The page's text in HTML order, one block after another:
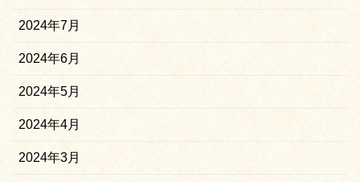
2024年7月
2024年6月
2024年5月
2024年4月
2024年3月